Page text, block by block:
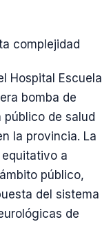
complejidad
Hospital Escuela
bomba de
de salud
la provincia. La
a
público,
del sistema
de